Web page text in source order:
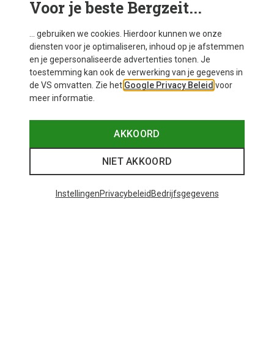
Maten
The North Face
Dames Flex 28in Tights
S M L
Je bespaart 64%
Voor je beste Bergzeit...
... gebruiken we cookies. Hierdoor kunnen we onze
diensten voor je optimaliseren, inhoud op je afstemmen
en je gepersonaliseerde advertenties tonen. Je
toestemming kan ook de verwerking van je gegevens in
de VS omvatten. Zie het Google Privacy Beleid voor
meer informatie.
AKKOORD
NIET AKKOORD
InstellingenPrivacybeleid Bedrijfsgegevens